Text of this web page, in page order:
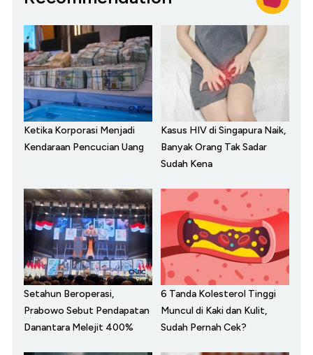
Ketika Korporasi Menjadi
Kendaraan Pencucian Uang
Kasus HIV di Singapura Naik,
Banyak Orang Tak Sadar
Sudah Kena
Setahun Beroperasi,
Prabowo Sebut Pendapatan
Danantara Melejit 400%
6 Tanda Kolesterol Tinggi
Muncul di Kaki dan Kulit,
Sudah Pernah Cek?